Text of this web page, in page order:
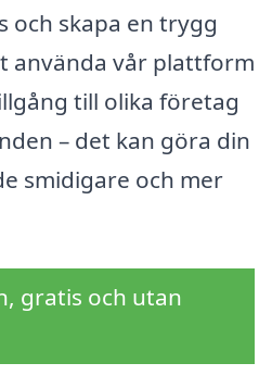
och skapa en trygg
använda vår plattform
till olika företag
– det kan göra din
smidigare och mer
gratis och utan